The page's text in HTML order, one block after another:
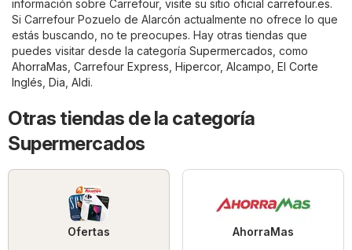
información sobre Carrefour, visite su sitio oficial carrefour.es.
Si Carrefour Pozuelo de Alarcón actualmente no ofrece lo que
estás buscando, no te preocupes. Hay otras tiendas que
puedes visitar desde la categoría Supermercados , como
AhorraMas Carrefour Express Hipercor, Alcampo El Corte
Inglés Dia Aldi.
Otras tiendas de la categoría
Supermercados
Ofertas AhorraMas